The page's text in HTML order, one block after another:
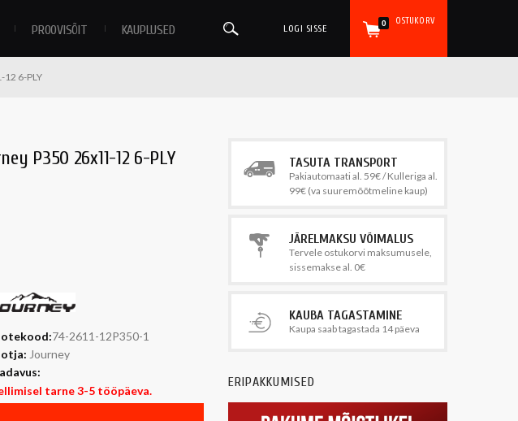
OSTUKORV
0
LOGI SISSE
PROOVISÕIT KAUPLUSED
12 6-PLY
TASUTA TRANSPORT
Pakiautomaati al. 59€ / Kulleriga al.
99€ (va suuremõõtmeline kaup)
JÄRELMAKSU VÕIMALUS
Tervele ostukorvi maksumusele,
sissemakse al. 0€
KAUBA TAGASTAMINE
Kaupa saab tagastada 14 päeva
ERIPAKKUMISED
P350 26x11-12 6-PLY
74-2611-12P350-1
Journey
tarne 3-5 tööpäeva.